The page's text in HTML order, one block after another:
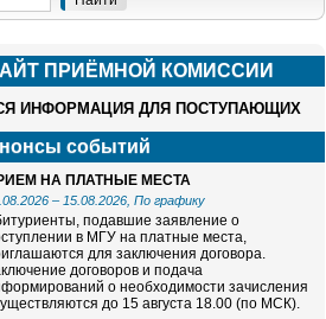
ПРИЁМНОЙ КОМИСCИИ
ИНФОРМАЦИЯ ДЛЯ ПОСТУПАЮЩИХ
событий
НА ПЛАТНЫЕ МЕСТА
– 15.08.2026 , По графику
подавшие заявление о
в МГУ на платные места,
для заключения договора.
договоров и подача
о необходимости зачисления
до 15 августа 18.00 (по МСК).